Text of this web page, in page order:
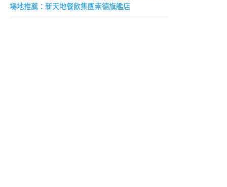
場地推薦：新天地餐飲集團崇德旗艦店